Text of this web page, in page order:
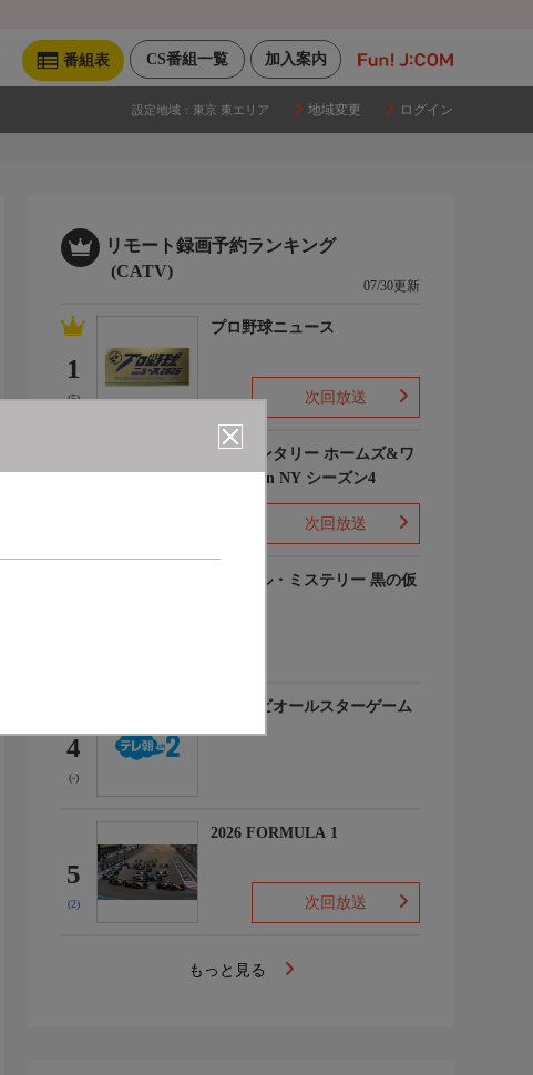
加入案内
CS番組一覧
番組表
設定地域： 東京 東エリア 地域変更 ログイン
リモート録画予約ランキング
(CATV)
07/30更新
1
(5)
プロ野球ニュース
次回放送
エレメンタリー ホームズ&ワ
トソン in NY シーズン4
次回放送
ルーヴル・ミステリー 黒の仮
4
(-)
マイナビオールスターゲーム
2026
5
(2)
2026 FORMULA 1
次回放送
もっと見る